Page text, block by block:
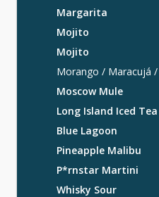
Margarita
Mojito
Mojito
Morango / Maracujá
Moscow Mule
Long Island Iced Tea
Blue Lagoon
Pineapple Malibu
P*rnstar Martini
Whisky Sour